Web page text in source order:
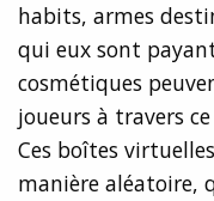
habits, armes
qui eux sont
cosmétiques
joueurs à travers
Ces boîtes
manière aléatoire,